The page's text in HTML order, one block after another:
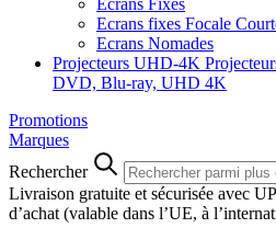
Ecrans Fixes
Ecrans fixes Focale
Ecrans Nomades
Projecteurs UHD-4K
DVD, Blu-ray, UHD 4K
Promotions
Marques
Rechercher
Livraison gratuite et sécurisée avec
d’achat (valable dans l’UE, à